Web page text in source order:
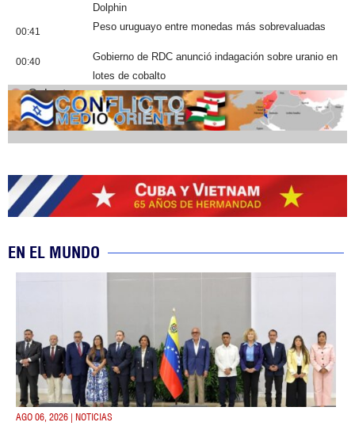
Dolphin
00:41 Peso uruguayo entre monedas más sobrevaluadas
00:40
Gobierno de RDC anunció indagación sobre uranio en
lotes de cobalto
Cobertura
EN EL MUNDO
AGO 06, 2026 | NOTICIAS